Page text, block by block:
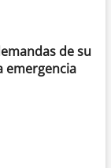
de su
emergencia